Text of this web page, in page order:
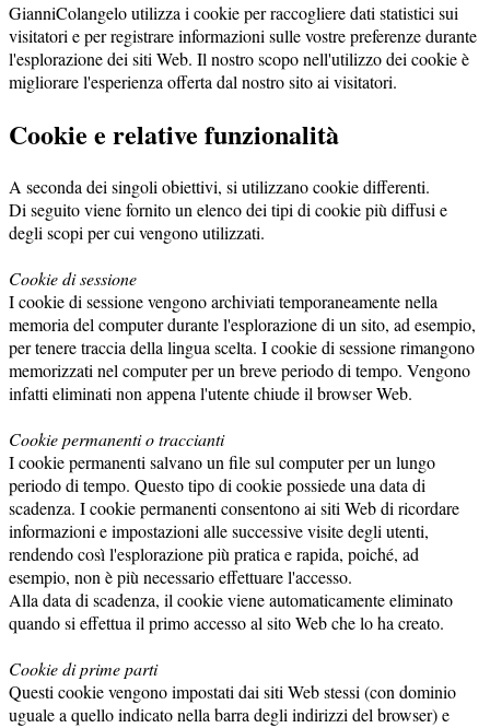
GianniColangelo utilizza i cookie per raccogliere dati statistici sui
visitatori e per registrare informazioni sulle vostre preferenze durante
l'esplorazione dei siti Web. Il nostro scopo nell'utilizzo dei cookie è
migliorare l'esperienza offerta dal nostro sito ai visitatori.
Cookie e relative funzionalità
A seconda dei singoli obiettivi, si utilizzano cookie differenti.
Di seguito viene fornito un elenco dei tipi di cookie più diffusi e
degli scopi per cui vengono utilizzati.
Cookie di sessione
I cookie di sessione vengono archiviati temporaneamente nella
memoria del computer durante l'esplorazione di un sito, ad esempio,
per tenere traccia della lingua scelta. I cookie di sessione rimangono
memorizzati nel computer per un breve periodo di tempo. Vengono
infatti eliminati non appena l'utente chiude il browser Web.
Cookie permanenti o traccianti
I cookie permanenti salvano un file sul computer per un lungo
periodo di tempo. Questo tipo di cookie possiede una data di
scadenza. I cookie permanenti consentono ai siti Web di ricordare
informazioni e impostazioni alle successive visite degli utenti,
rendendo così l'esplorazione più pratica e rapida, poiché, ad
esempio, non è più necessario effettuare l'accesso.
Alla data di scadenza, il cookie viene automaticamente eliminato
quando si effettua il primo accesso al sito Web che lo ha creato.
Cookie di prime parti
Questi cookie vengono impostati dai siti Web stessi (con dominio
uguale a quello indicato nella barra degli indirizzi del browser) e